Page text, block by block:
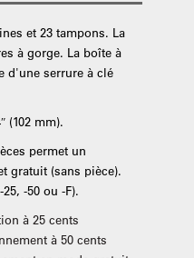
et 23 tampons. La
à gorge. La boîte à
d'une serrure à clé
(102 mm).
permet un
gratuit (sans pièce).
-50 ou -F).
à 25 cents
à 50 cents